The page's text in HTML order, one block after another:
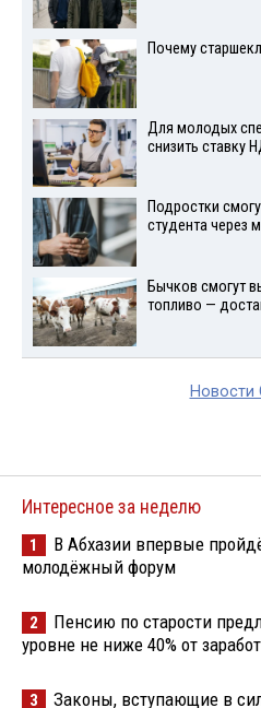
Почему
Для молодых
снизить ставку
Подростки
студента через
Бычков смогут
топливо —
Интересное за неделю
1
В Абхазии впервые
молодёжный форум
2
Пенсию по старости
уровне не ниже 40% от
3 Законы, вступающие в